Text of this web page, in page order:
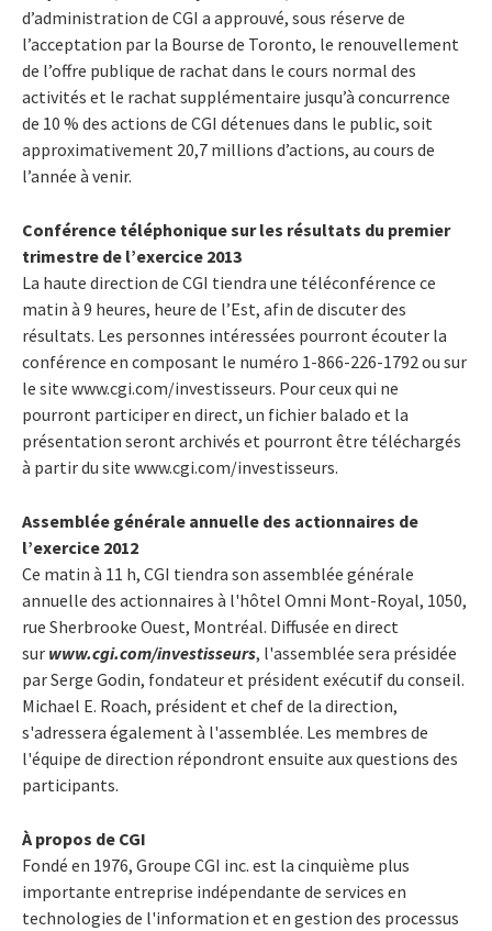
d’administration de CGI a approuvé, sous réserve de
l’acceptation par la Bourse de Toronto, le renouvellement
de l’offre publique de rachat dans le cours normal des
activités et le rachat supplémentaire jusqu’à concurrence
de 10 % des actions de CGI détenues dans le public, soit
approximativement 20,7 millions d’actions, au cours de
l’année à venir.
Conférence téléphonique sur les résultats du premier
trimestre de l’exercice 2013
La haute direction de CGI tiendra une téléconférence ce
matin à 9 heures, heure de l’Est, afin de discuter des
résultats. Les personnes intéressées pourront écouter la
conférence en composant le numéro 1-866-226-1792 ou sur
le site www.cgi.com/investisseurs. Pour ceux qui ne
pourront participer en direct, un fichier balado et la
présentation seront archivés et pourront être téléchargés
à partir du site www.cgi.com/investisseurs.
Assemblée générale annuelle des actionnaires de
l’exercice 2012
Ce matin à 11 h, CGI tiendra son assemblée générale
annuelle des actionnaires à l'hôtel Omni Mont-Royal, 1050,
rue Sherbrooke Ouest, Montréal. Diffusée en direct
sur www.cgi.com/investisseurs, l'assemblée sera présidée
par Serge Godin, fondateur et président exécutif du conseil.
Michael E. Roach, président et chef de la direction,
s'adressera également à l'assemblée. Les membres de
l'équipe de direction répondront ensuite aux questions des
participants.
À propos de CGI
Fondé en 1976, Groupe CGI inc. est la cinquième plus
importante entreprise indépendante de services en
technologies de l'information et en gestion des processus